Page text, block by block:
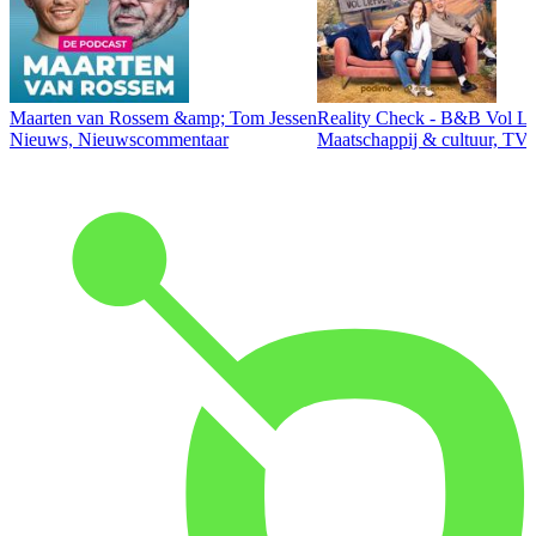
Maarten van Rossem &amp; Tom Jessen
Nieuws, Nieuwscommentaar
Reality Check - B&B Vol
Maatschappij & cultuur,